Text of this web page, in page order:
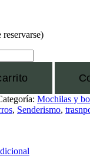
reservarse)
Mochilas y
, Senderismo,